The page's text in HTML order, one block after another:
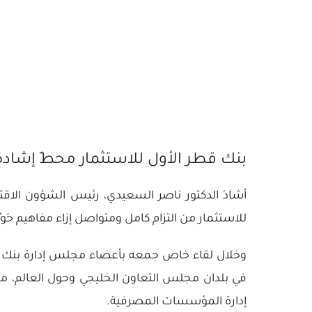
بنك قطر الأول للاستثمار محطّ إشادة
أشادَ الدكتور ناصر السعيدي، رئيس الشؤون
للاستثمار من التزام كامل ومتواصل إزاء مفاهيم
وخلال لقاء خاص جمعه بأعضاء مجلس إدارة بنك
في بلدان مجلس التعاون الخليجي وحول العالم،
إدارة المؤسسات المصرفية.